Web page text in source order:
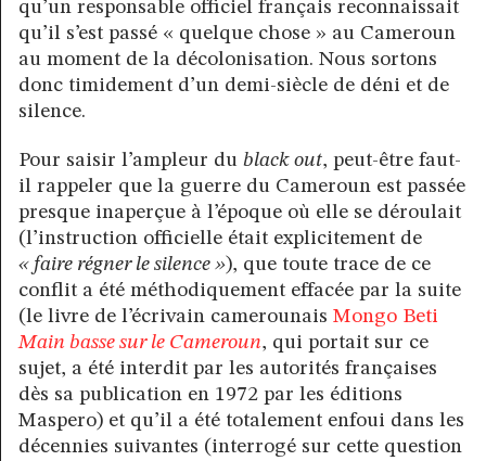
qu’un responsable officiel français reconnaissait
qu’il s’est passé « quelque chose » au Cameroun
au moment de la décolonisation. Nous sortons
donc timidement d’un demi-siècle de déni et de
silence.
Pour saisir l’ampleur du black out, peut-être faut-
il rappeler que la guerre du Cameroun est passée
presque inaperçue à l’époque où elle se déroulait
(l’instruction officielle était explicitement de
« faire régner le silence »), que toute trace de ce
conflit a été méthodiquement effacée par la suite
(le livre de l’écrivain camerounais Mongo Beti
Main basse sur le Cameroun, qui portait sur ce
sujet, a été interdit par les autorités françaises
dès sa publication en 1972 par les éditions
Maspero) et qu’il a été totalement enfoui dans les
décennies suivantes (interrogé sur cette question